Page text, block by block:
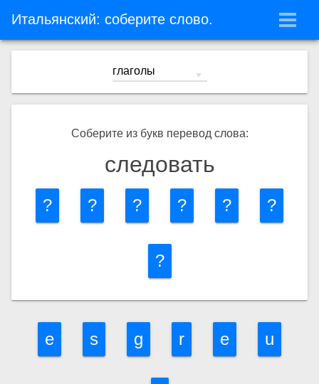
Итальянский: соберите слово.
Соберите из букв перевод слова:
следовать
? ? ? ? ? ?
?
e s g r e u
Угадай слово
Собери фразу